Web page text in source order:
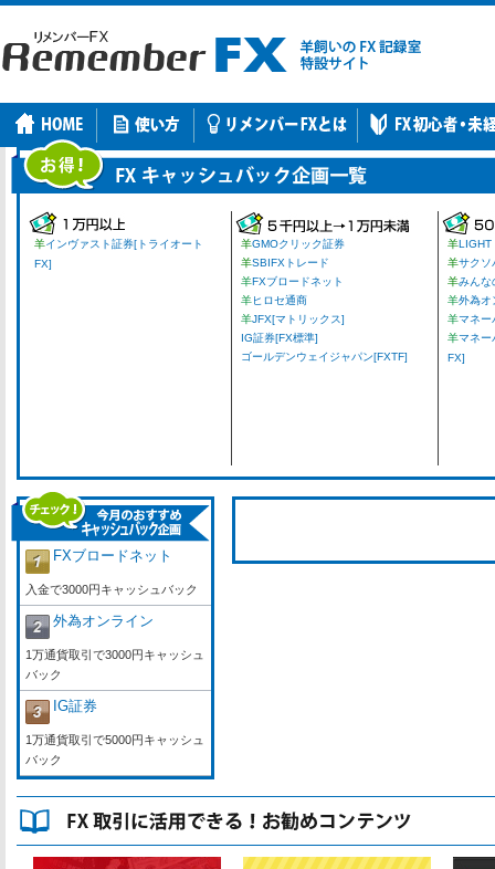
羊インヴァスト証券[トライオート
FX]
羊GMOクリック証券
羊SBIFXトレード
羊FXブロードネット
羊ヒロセ通商
羊JFX[マトリックス]
IG証券[FX標準]
ゴールデンウェイジャパン[FXTF]
羊LIGHT
羊サクソ
羊みんな
羊外為オ
羊マネー
羊マネー
FX]
FXブロードネット
入金で3000円キャッシュバック
外為オンライン
1万通貨取引で3000円キャッシュ
バック
IG証券
1万通貨取引で5000円キャッシュ
バック